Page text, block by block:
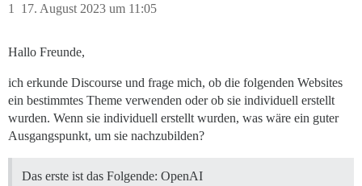
17. August 2023 um 11:05
1
Hallo Freunde,
ich erkunde Discourse und frage mich, ob die folgenden Websites
ein bestimmtes Theme verwenden oder ob sie individuell erstellt
wurden. Wenn sie individuell erstellt wurden, was wäre ein guter
Ausgangspunkt, um sie nachzubilden?
Das erste ist das Folgende: OpenAI